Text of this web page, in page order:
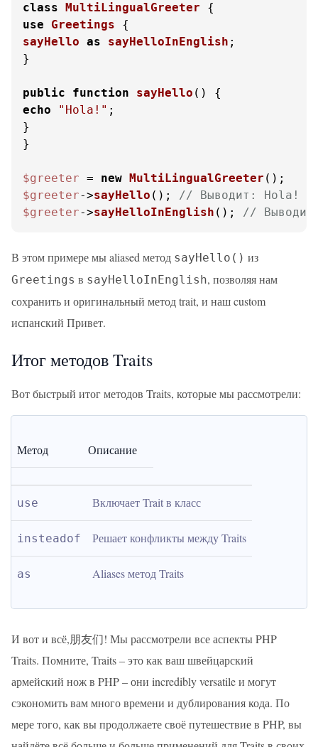
class MultiLingualGreeter
use
Greetings
sayHello as sayHelloInEnglish ;
}
public function sayHello ( )
echo
"Hola!" ;
}
}
$greeter = new MultiLingualGreeter
$greeter->sayHello (); // Выводит: Hola!
$greeter->sayHelloInEnglish (); //
В этом примере мы aliased метод sayHello() из
Greetings в sayHelloInEnglish, позволяя нам
сохранить и оригинальный метод trait, и наш custom
испанский Привет.
Итог методов Traits
Вот быстрый итог методов Traits, которые мы рассмотрели:
Метод Описание
use Включает Trait в класс
insteadof Решает конфликты между Traits
as Aliases метод Traits
И вот и всё,朋友们! Мы рассмотрели все аспекты PHP
Traits. Помните, Traits – это как ваш швейцарский
армейский нож в PHP – они incredibly versatile и могут
сэкономить вам много времени и дублирования кода. По
мере того, как вы продолжаете своё путешествие в PHP, вы